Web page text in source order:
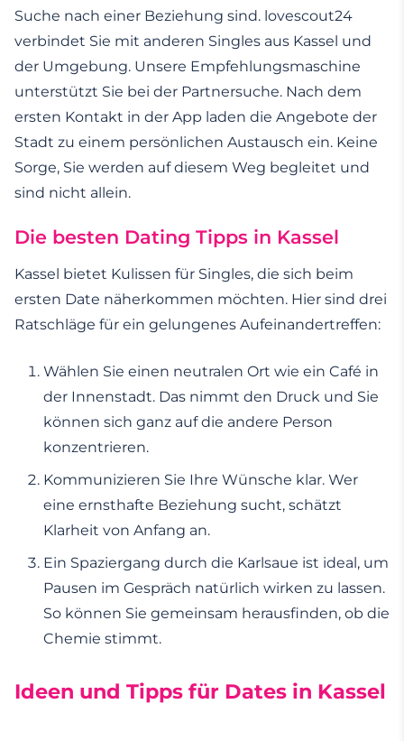
Suche nach einer Beziehung sind. lovescout24
verbindet Sie mit anderen Singles aus Kassel und
der Umgebung. Unsere Empfehlungsmaschine
unterstützt Sie bei der Partnersuche. Nach dem
ersten Kontakt in der App laden die Angebote der
Stadt zu einem persönlichen Austausch ein. Keine
Sorge, Sie werden auf diesem Weg begleitet und
sind nicht allein.
Die besten Dating Tipps in Kassel
Kassel bietet Kulissen für Singles, die sich beim
ersten Date näherkommen möchten. Hier sind drei
Ratschläge für ein gelungenes Aufeinandertreffen:
Wählen Sie einen neutralen Ort wie ein Café in
der Innenstadt. Das nimmt den Druck und Sie
können sich ganz auf die andere Person
konzentrieren.
Kommunizieren Sie Ihre Wünsche klar. Wer
eine ernsthafte Beziehung sucht, schätzt
Klarheit von Anfang an.
Ein Spaziergang durch die Karlsaue ist ideal, um
Pausen im Gespräch natürlich wirken zu lassen.
So können Sie gemeinsam herausfinden, ob die
Chemie stimmt.
Ideen und Tipps für Dates in Kassel